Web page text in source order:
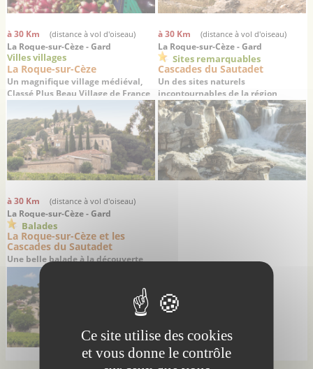
à 30 Km (distance à vol d'oiseau)
La Roque-sur-Cèze - Gard
Villes villages
La Roque-sur-Cèze
Un magnifique village médiéval,
Classé Plus Beau Village de France
à 30 Km (distance à vol d'oiseau)
La Roque-sur-Cèze - Gard
Sites remarquables
Cascades du Sautadet
Un des sites naturels
incontournables de la région
à 30 Km (distance à vol d'oiseau)
La Roque-sur-Cèze - Gard
Balades
La Roque-sur-Cèze et les
Cascades du Sautadet
Une belle balade à la découverte
d’un magnifique village médiéval
et d’un site naturel exceptionnel
Ce site utilise des cookies
et vous donne le contrôle